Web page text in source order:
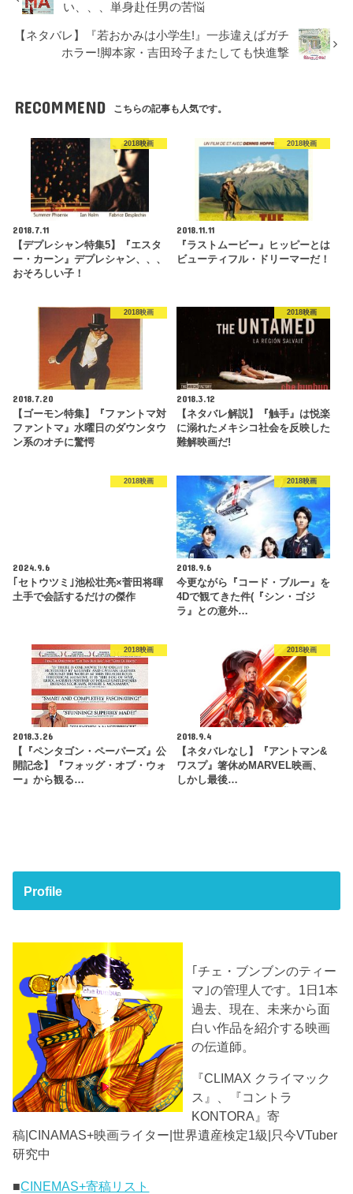
い、、、単身赴任男の苦悩
【ネタバレ】『若おかみは小学生!』一歩違えばガチ
ホラー!脚本家・吉田玲子またしても快進撃
RECOMMEND こちらの記事も人気です。
2018映画
2018.7.11
【デプレシャン特集5】『エスタ
ー・カーン』デプレシャン、、、
おそろしい子！
2018映画
2018.11.11
『ラストムービー』ヒッピーとは
ビューティフル・ドリーマーだ！
2018映画
2018.7.20
【ゴーモン特集】『ファントマ対
ファントマ』水曜日のダウンタウ
ン系のオチに驚愕
2018映画
2018.3.12
【ネタバレ解説】『触手』は悦楽
に溺れたメキシコ社会を反映した
難解映画だ!
2018映画
2024.9.6
｢セトウツミ｣池松壮亮×菅田将暉
土手で会話するだけの傑作
2018映画
2018.9.6
今更ながら『コード・ブルー』を
4Dで観てきた件(『シン・ゴジ
ラ』との意外…
2018映画
2018.3.26
【『ペンタゴン・ペーパーズ』公
開記念】『フォッグ・オブ・ウォ
ー』から観る…
2018映画
2018.9.4
【ネタバレなし】『アントマン&
ワスプ』箸休めMARVEL映画、
しかし最後…
Profile
｢チェ・ブンブンのティー
マ｣の管理人です。1日1本
過去、現在、未来から面
白い作品を紹介する映画
の伝道師。
『CLIMAX クライマック
ス』、『コントラ
KONTORA』寄
稿|CINAMAS+映画ライター|世界遺産検定1級|只今VTuber
研究中
■CINEMAS+寄稿リスト